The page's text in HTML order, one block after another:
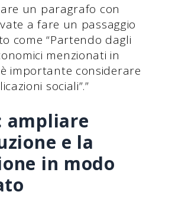
un paragrafo con
a fare un passaggio
come “Partendo dagli
menzionati in
importante considerare
sociali”.”
ampliare
e la
in modo